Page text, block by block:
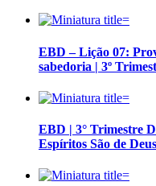
EBD – Lição 07:
sabedoria | 3º
EBD | 3° Trimestre
Espíritos São de Deus